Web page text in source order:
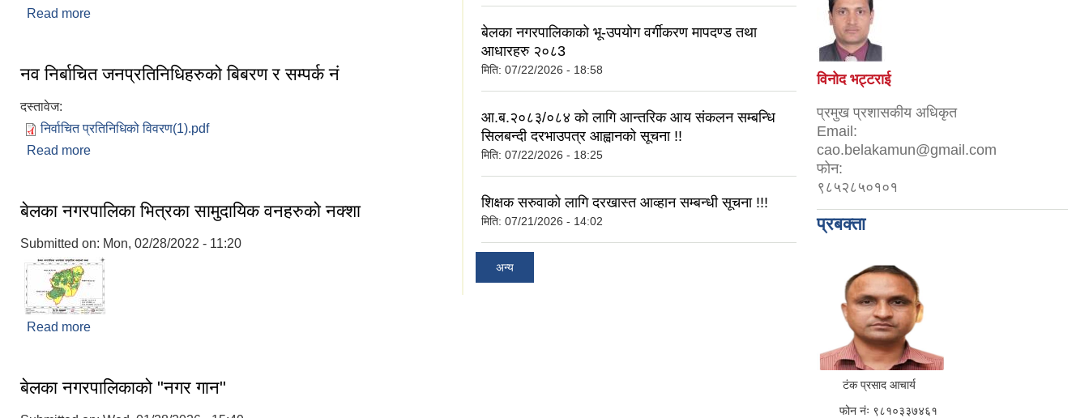
Read more
नव निर्बाचित जनप्रतिनिधिहरुको बिबरण र सम्पर्क नं
दस्तावेज:
निर्वाचित प्रतिनिधिको विवरण(1).pdf
Read more
बेलका नगरपालिका भित्रका सामुदायिक वनहरुको नक्शा
Submitted on: Mon, 02/28/2022 - 11:20
Read more
बेलका नगरपालिकाको "नगर गान"
बेलका नगरपालिकाको भू-उपयोग वर्गीकरण मापदण्ड तथा
आधारहरु २०८3
मिति: 07/22/2026 - 18:58
आ.ब.२०८३/०८४ को लागि आन्तरिक आय संकलन सम्बन्धि
सिलबन्दी दरभाउपत्र आह्वानको सूचना !!
मिति: 07/22/2026 - 18:25
शिक्षक सरुवाको लागि दरखास्त आव्हान सम्बन्धी सूचना !!!
मिति: 07/21/2026 - 14:02
अन्य
विनोद भट्टराई
प्रमुख प्रशासकीय अधिकृत
Email:
cao.belakamun@gmail.com
फोन:
९८५२८५०१०१
प्रबक्ता
टंक प्रसाद आचार्य
फोन नंः ९८१०३३७४६१